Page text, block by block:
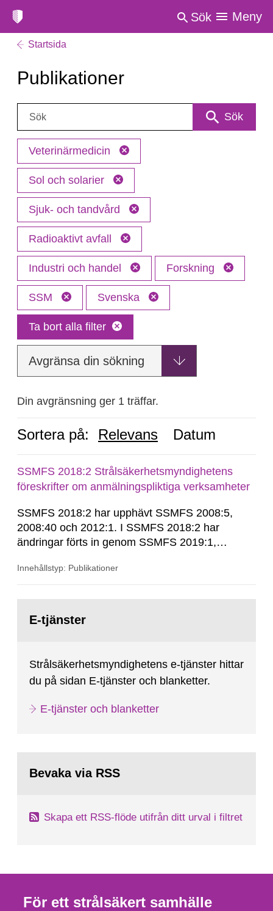
Sök Meny
Startsida
Publikationer
Sök: Sök
Veterinärmedicin
Sol och solarier
Sjuk- och tandvård
Radioaktivt avfall
Industri och handel Forskning
SSM Svenska
Ta bort alla filter
Avgränsa din sökning
Din avgränsning ger 1 träffar.
Sortera på: Relevans Datum
SSMFS 2018:2 Strålsäkerhetsmyndighetens
föreskrifter om anmälningspliktiga verksamheter
SSMFS 2018:2 har upphävt SSMFS 2008:5,
2008:40 och 2012:1. I SSMFS 2018:2 har
ändringar förts in genom SSMFS 2019:1,
Innehållstyp: Publikationer
sida:E-tjänster
Strålsäkerhetsmyndighetens e-tjänster hittar
du på sidan E-tjänster och blanketter.
E-tjänster och blanketter
Bevaka via RSS
Skapa ett RSS-flöde utifrån ditt urval i filtret
För ett strålsäkert samhälle